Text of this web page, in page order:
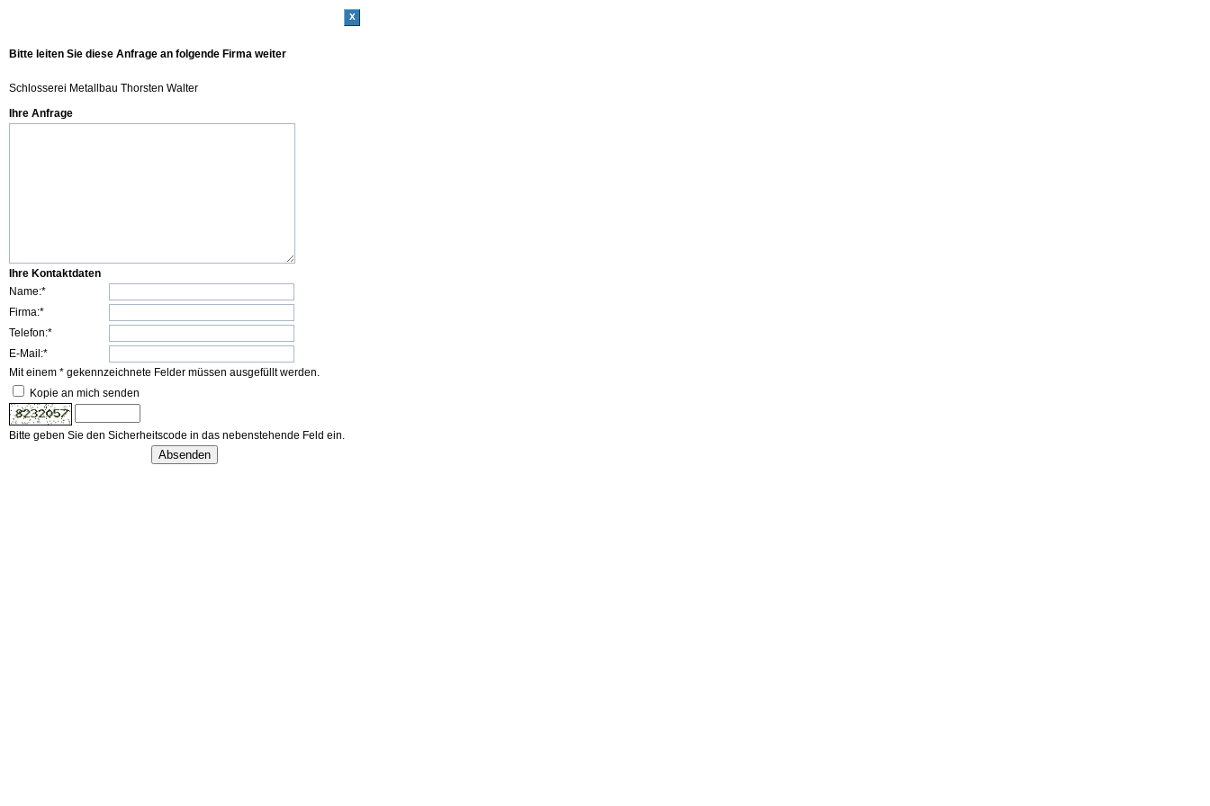
x
Bitte leiten Sie diese Anfrage an folgende Firma weiter
Schlosserei Metallbau Thorsten Walter
Ihre Anfrage
Ihre Kontaktdaten
Name:*
Firma:*
Telefon:*
E-Mail:*
Mit einem * gekennzeichnete Felder müssen ausgefüllt werden.
Kopie an mich senden
Bitte geben Sie den Sicherheitscode in das nebenstehende Feld ein.